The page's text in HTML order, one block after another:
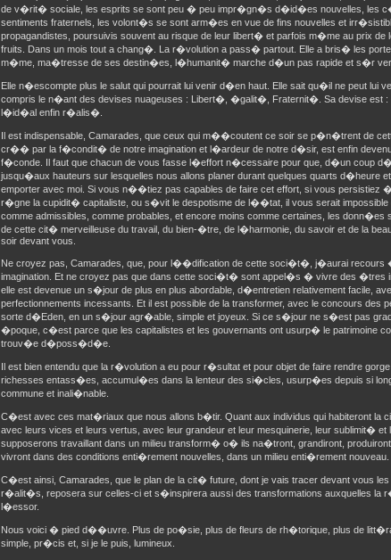
de v�rit� sociale, les esprits se sont peu � peu impr�gn�s d�id�es nouvelles, les
sentiments fraternels, les volont�s se sont arm�es en vue de fins nouvelles et
propagandistes, poursuivis souvent au risque de leur libert� et parfois m�me au prix
fruits. Dans un mois tout a chang�. La r�volution a pass� partout. Elle a bris� les
m�me, ma�tresse de ses destin�es, l�humanit� marche d�un pas rapide et s�r
Elle n�escompte plus le salut qui pourrait lui venir d�en haut. Elle sait qu�il ne peut lui
compris le n�ant des devises nuageuses : Libert�, �galit�, Fraternit�. Sa devise est
l�id�al enfin r�alis�.
Il est indispensable, Camarades, que ceux qui m��coutent ce soir se p�n�trent de
cr�� par la f�condit� de notre imagination et l�ardeur de notre d�sir, est enfin
f�conde. Il faut que chacun de vous fasse l�effort n�cessaire pour que, d�un coup
jusqu�aux hauteurs sur lesquelles nous allons planer durant quelques quarts d�heure
emporter avec moi. Si vous n��tiez pas capables de faire cet effort, si vous persistiez
r�gne la cupidit� capitaliste, ou s�vit le despotisme de l��tat, il vous serait
comme admissibles, comme probables, et encore moins comme certaines, les donn�es
de cette cit� merveilleuse du travail, du bien-�tre, de l�harmonie, du savoir et de la
soir devant vous.
Ne croyez pas, Camarades, que, pour l��dification de cette soci�t�, j�aurai recours
imagination. Et ne croyez pas que dans cette soci�t� sont appel�s � vivre des �tres
elle est devenue un s�jour de plus en plus abordable, d�entretien relativement facile,
perfectionnements incessants. Et il est possible de la transformer, avec le concours des
sorte d�Eden, en un s�jour agr�able, simple et joyeux. Si ce s�jour ne s�est pas
�poque, c�est parce que les capitalistes et les gouvernants ont usurp� le patrimoine
trouv�e d�poss�d�e.
Il est bien entendu que la r�volution a eu pour r�sultat et pour objet de faire rendre
richesses entass�es, accumul�es dans la lenteur des si�cles, usurp�es depuis si
commune et inali�nable.
C�est avec ces mat�riaux que nous allons b�tir. Quant aux individus qui habiteront la
avec leurs vices et leurs vertus, avec leur grandeur et leur mesquinerie, leur sublimit�
supposerons travaillant dans un milieu transform� o� ils na�tront, grandiront,
vivront dans des conditions enti�rement nouvelles, dans un milieu enti�rement nouveau.
C�est ainsi, Camarades, que le plan de la cit� future, dont je vais tracer devant vous
r�alit�s, reposera sur celles-ci et s�inspirera aussi des transformations auxquelles la
l�essor.
Nous voici � pied d��uvre. Plus de po�sie, plus de fleurs de rh�torique, plus de
simple, pr�cis et, si je le puis, lumineux.